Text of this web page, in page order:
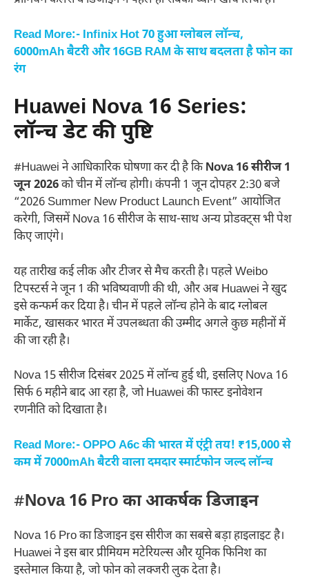
Read More:- Infinix Hot 70 हुआ ग्लोबल लॉन्च,
6000mAh बैटरी और 16GB RAM के साथ बदलता है फोन का
रंग
Huawei Nova 16 Series:
लॉन्च डेट की पुष्टि
#Huawei ने आधिकारिक घोषणा कर दी है किNova 16 सीरीज 1
जून 2026को चीन में लॉन्च होगी। कंपनी 1 जून दोपहर 2:30 बजे
“2026 Summer New Product Launch Event” आयोजित
करेगी, जिसमें Nova 16 सीरीज के साथ-साथ अन्य प्रोडक्ट्स भी पेश
किए जाएंगे।
यह तारीख कई लीक और टीजर से मैच करती है। पहले Weibo
टिपस्टर्स ने जून 1 की भविष्यवाणी की थी, और अब Huawei ने खुद
इसे कन्फर्म कर दिया है। चीन में पहले लॉन्च होने के बाद ग्लोबल
मार्केट, खासकर भारत में उपलब्धता की उम्मीद अगले कुछ महीनों में
की जा रही है।
Nova 15 सीरीज दिसंबर 2025 में लॉन्च हुई थी, इसलिए Nova 16
सिर्फ 6 महीने बाद आ रहा है, जो Huawei की फास्ट इनोवेशन
रणनीति को दिखाता है।
Read More:- OPPO A6c की भारत में एंट्री तय! ₹15,000 से
कम में 7000mAh बैटरी वाला दमदार स्मार्टफोन जल्द लॉन्च
#Nova 16 Pro का आकर्षक डिजाइन
Nova 16 Pro का डिजाइन इस सीरीज का सबसे बड़ा हाइलाइट है।
Huawei ने इस बार प्रीमियम मटेरियल्स और यूनिक फिनिश का
इस्तेमाल किया है, जो फोन को लक्जरी लुक देता है।